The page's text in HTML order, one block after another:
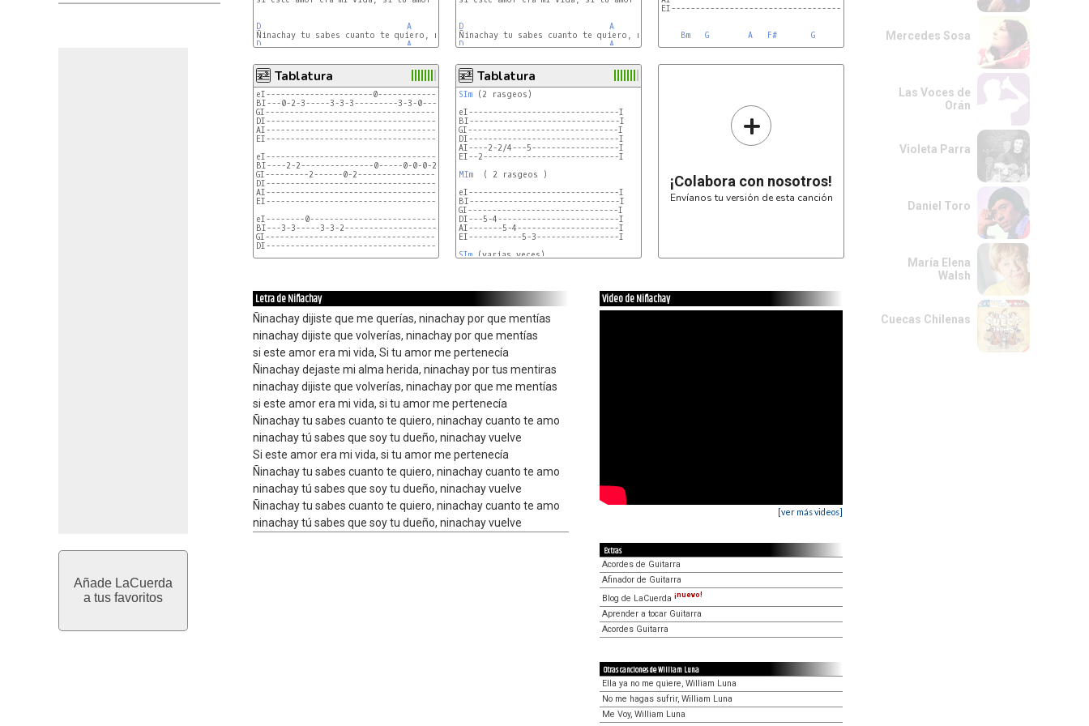
Añade LaCuerda
a tus favoritos
D A
D
A
D A
D
A
EI----------------------------------------------------------------2--------I
Bm G A F# G G
Tablatura
eI----------------------0-------------------------------------I
BI---0-2-3-----3-3-3---------3-3-0-------0-2-----2-2-3--------I
GI-----------------------------------2------------------------I
DI------------------------------------------------------------I
AI-----------------------------------------------------------I
EI------------------------------------------------------------I
eI-------------------------------------------------2-0-0------I
BI----2-2---------------0-----0-0-0-2-----0-0-------------3---I
GI---------2------0-2--------------------------3--------------I
DI------------------------------------------------------------I
AI------------------------------------------------------------I
EI------------------------------------------------------------I
eI--------0---------------------------------------------------I
BI---3-3-----3-3-2--------------------------------------------I
GI------------------------------------------------------------I
DI-----------------------------------
Tablatura
SIm (2 rasgeos)
eI-------------------------------I
BI-------------------------------I
GI-------------------------------I
DI-------------------------------I
AI----2-2/4---5------------------I
EI--2----------------------------I
MIm
  ( 2 rasgeos )
eI-------------------------------I
BI-------------------------------I
GI-------------------------------I
DI---5-4-------------------------I
AI-------5-4---------------------I
EI-----------5-3-----------------I
SIm (varias veces)
+
¡Colabora con nosotros!
Envíanos tu versión de esta canción
Letra de Niñachay
Ñinachay dijiste que me querías, ninachay por que mentías
ninachay dijiste que volverías, ninachay por que mentías
si este amor era mi vida, Si tu amor me pertenecía
Ñinachay dejaste mi alma herida, ninachay por tus mentiras
ninachay dijiste que volverías, ninachay por que me mentías
si este amor era mi vida, si tu amor me pertenecía
Ñinachay tu sabes cuanto te quiero, ninachay cuanto te amo
ninachay tú sabes que soy tu dueño, ninachay vuelve
Si este amor era mi vida, si tu amor me pertenecía
Ñinachay tu sabes cuanto te quiero, ninachay cuanto te amo
ninachay tú sabes que soy tu dueño, ninachay vuelve
Ñinachay tu sabes cuanto te quiero, ninachay cuanto te amo
ninachay tú sabes que soy tu dueño, ninachay vuelve
Video de Niñachay
[ver más videos]
Extras
Acordes de Guitarra
Afinador de Guitarra
Blog de LaCuerda ¡nuevo!
Aprender a tocar Guitarra
Acordes Guitarra
Otras canciones de William Luna
Ella ya no me quiere, William Luna
No me hagas sufrir, William Luna
Me Voy, William Luna
Mercedes Sosa
Las Voces de
Orán
Violeta Parra
Daniel Toro
María Elena
Walsh
Cuecas Chilenas